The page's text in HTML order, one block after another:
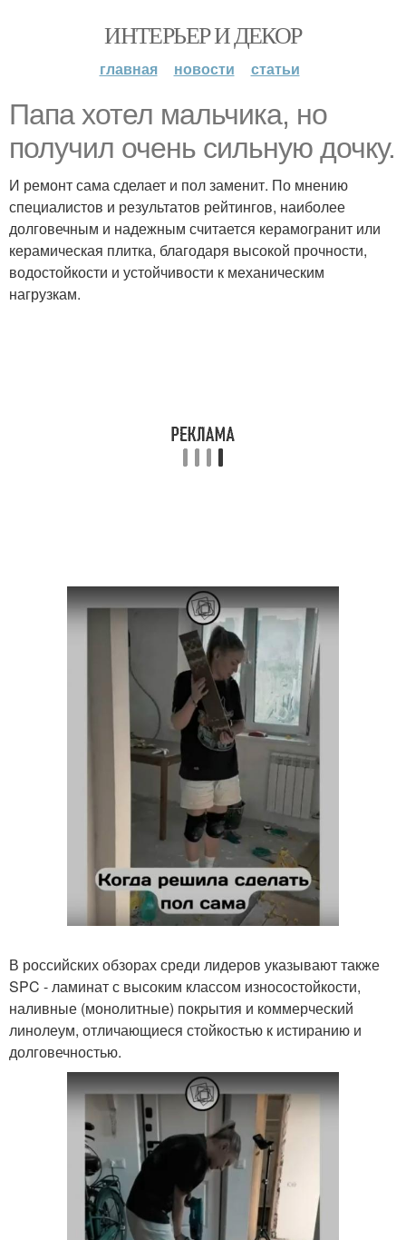
ИНТЕРЬЕР И ДЕКОР
главная новости статьи
Папа хотел мальчика, но
получил очень сильную дочку.
И ремонт сама сделает и пол заменит. По мнению
специалистов и результатов рейтингов, наиболее
долговечным и надежным считается керамогранит или
керамическая плитка, благодаря высокой прочности,
водостойкости и устойчивости к механическим
нагрузкам.
В российских обзорах среди лидеров указывают также
SPC - ламинат с высоким классом износостойкости,
наливные (монолитные) покрытия и коммерческий
линолеум, отличающиеся стойкостью к истиранию и
долговечностью.